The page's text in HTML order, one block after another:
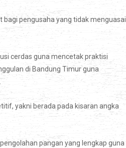
bagi pengusaha yang tidak menguasai
cerdas guna mencetak praktisi
di Bandung Timur guna
yakni berada pada kisaran angka
pangan yang lengkap guna